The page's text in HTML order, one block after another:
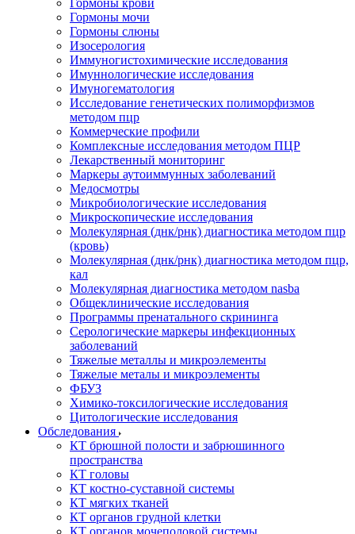
Гормоны крови
Гормоны мочи
Гормоны слюны
Изосерология
Иммуногистохимические исследования
Имуннологические исследования
Имуногематология
Исследование генетических полиморфизмов
методом пцр
Коммерческие профили
Комплексные исследования методом ПЦР
Лекарственный мониторинг
Маркеры аутоиммунных заболеваний
Медосмотры
Микробиологические исследования
Микроскопические исследования
Молекулярная (днк/рнк) диагностика методом пцр
(кровь)
Молекулярная (днк/рнк) диагностика методом пцр,
кал
Молекулярная диагностика методом nasba
Общеклинические исследования
Программы пренатального скрининга
Серологические маркеры инфекционных
заболеваний
Тяжелые металлы и микроэлементы
Тяжелые металы и микроэлементы
ФБУЗ
Химико-токсилогические исследования
Цитологические исследования
Обследования
КТ брюшной полости и забрюшинного
пространства
КТ головы
КТ костно-суставной системы
КТ мягких тканей
КТ органов грудной клетки
КТ органов мочеполовой системы